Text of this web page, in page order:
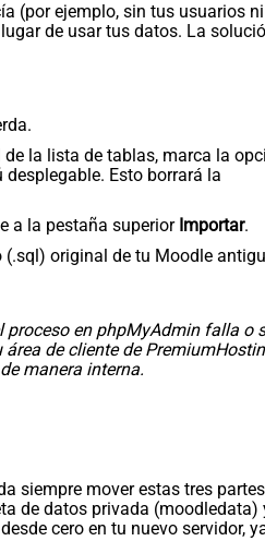
(por ejemplo, sin tus usuarios ni
de usar tus datos. La
la lista de tablas, marca la
Esto borrará la
a la pestaña superior Importar.
(.sql) original de tu Moodle
proceso en phpMyAdmin falla o
de cliente de
manera interna.
siempre mover estas tres partes
de datos privada (moodledata)
cero en tu nuevo servidor,